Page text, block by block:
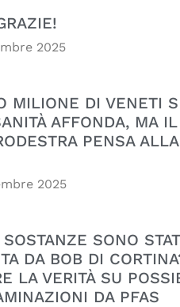
2025
MILIONE DI VENETI
AFFONDA, MA IL
PENSA
2025
SONO
DA BOB DI
LA VERITÀ SU
DA PFAS